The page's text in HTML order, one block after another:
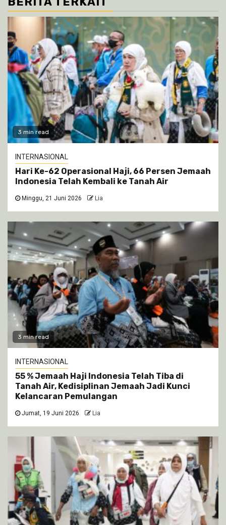
3 min read
INTERNASIONAL
Hari Ke-62 Operasional Haji, 66 Persen Jemaah
Indonesia Telah Kembali ke Tanah Air
Minggu, 21 Juni 2026 Lia
3 min read
INTERNASIONAL
55 % Jemaah Haji Indonesia Telah Tiba di
Tanah Air, Kedisiplinan Jemaah Jadi Kunci
Kelancaran Pemulangan
Jumat, 19 Juni 2026 Lia